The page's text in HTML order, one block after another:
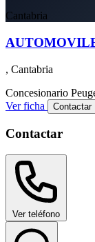
Cantabria
, Cantabria
Concesionario
Ver ficha
Contactar
Contactar
Ver teléfono